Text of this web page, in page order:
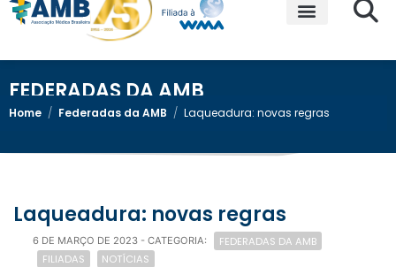
FEDERADAS DA AMB
Home / Federadas da AMB / Laqueadura: novas regras
Laqueadura: novas regras
6 DE MARÇO DE 2023 - CATEGORIA:
FEDERADAS DA AMB
FILIADAS
NOTÍCIAS